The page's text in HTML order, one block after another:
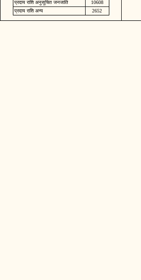
प्रदाय राशि अनुसूचित जनजाति
10608
प्रदाय राशि अन्य
2652